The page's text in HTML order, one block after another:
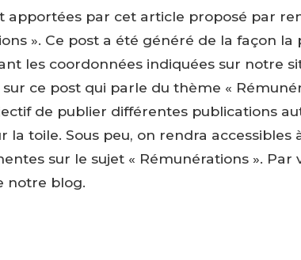
apportées par cet article proposé par
». Ce post a été généré de la façon la
les coordonnées indiquées sur notre
ce post qui parle du thème «
de publier différentes publications
la toile. Sous peu, on rendra accessibles
sur le sujet « Rémunérations ». Par
notre blog.